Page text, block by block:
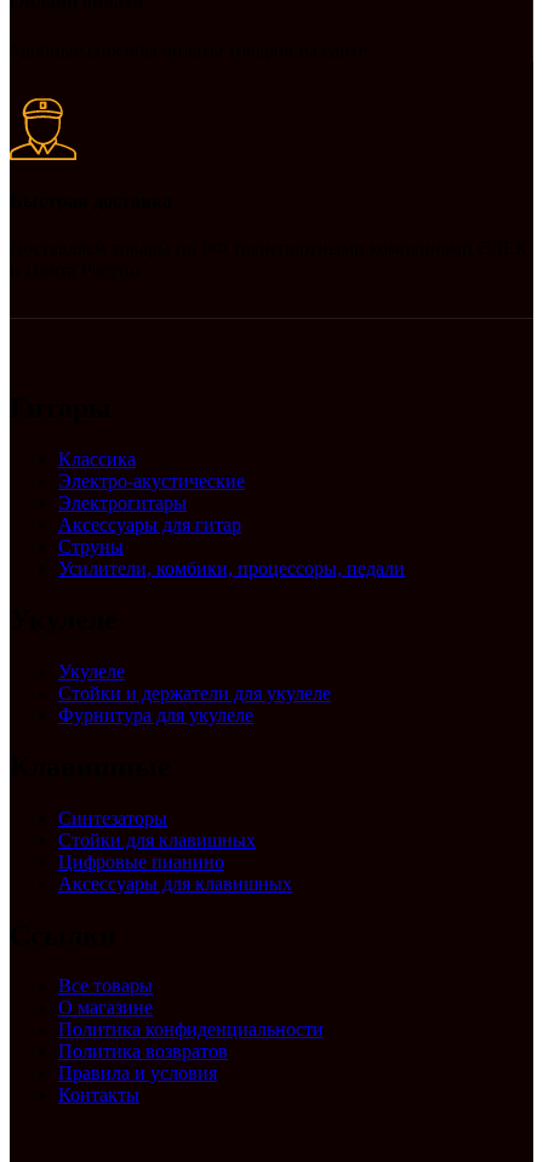
Классика
Электро-акустические
Электрогитары
Аксессуары для гитар
Струны
Усилители, комбики, процессоры, педали
Укулеле
Стойки и держатели для укулеле
Фурнитура для укулеле
Синтезаторы
Стойки для клавишных
Цифровые пианино
Аксессуары для клавишных
Все товары
О магазине
Политика конфиденциальности
Политика возвратов
Правила и условия
Контакты